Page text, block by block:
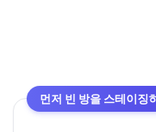
먼저 빈 방을 스테이징